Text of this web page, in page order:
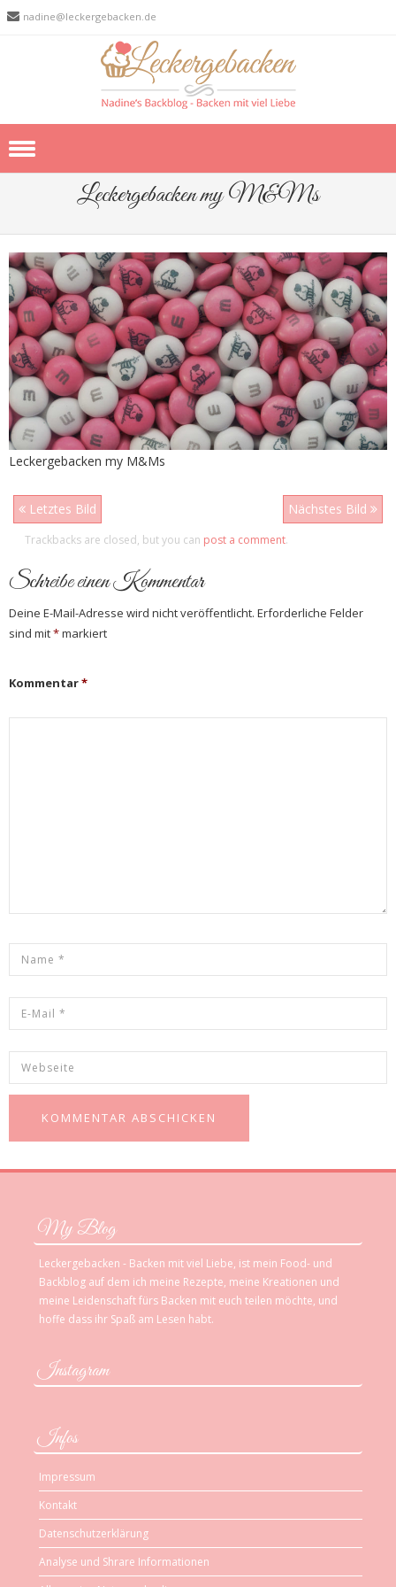
nadine@leckergebacken.de
Skip to contentLeckergebacken my M&Ms
Leckergebacken my M&Ms
Letztes Bild Nächstes Bild
Trackbacks are closed, but you can post a comment.
Schreibe einen Kommentar
Deine E-Mail-Adresse wird nicht veröffentlicht. Erforderliche Felder
sind mit*markiert
Kommentar*
My Blog
Leckergebacken - Backen mit viel Liebe, ist mein Food- und
Backblog auf dem ich meine Rezepte, meine Kreationen und
meine Leidenschaft fürs Backen mit euch teilen möchte, und
hoffe dass ihr Spaß am Lesen habt.
Instagram
Infos
Impressum
Kontakt
Datenschutzerklärung
Analyse und Shrare Informationen